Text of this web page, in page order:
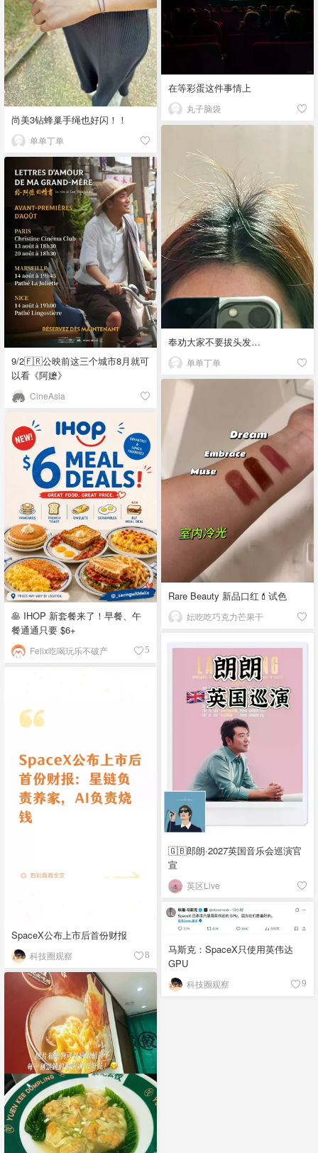
在等彩蛋这件事情上
丸子脑袋
尚美3钻蜂巢手绳也好闪！！
单单丁单
奉劝大家不要拔头发…
单单丁单
9/2🇫🇷公映前这三个城市8月就可
以看《阿嬷》
CineAsia
Rare Beauty 新品口红💄试色
妘吃吃巧克力芒果干
🥞 IHOP 新套餐来了！早餐、午
餐通通只要 $6+
Felix吃喝玩乐不破产 5
🇬🇧郎朗·2027英国音乐会巡演官
宣
英区Live
SpaceX公布上市后首份财报
科技圈观察 8
马斯克：SpaceX只使用英伟达
GPU
科技圈观察 9